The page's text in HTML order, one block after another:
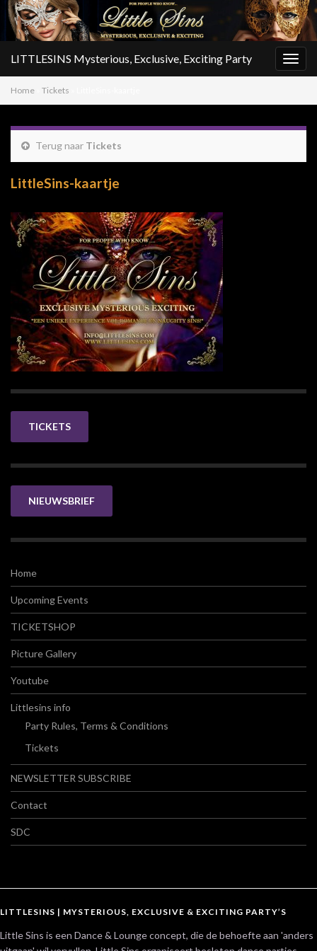
LITTLESINS Mysterious, Exclusive, Exciting Party
Home Tickets
Terug naar Tickets
LittleSins-kaartje
TICKETS
NIEUWSBRIEF
Home
Upcoming Events
TICKETSHOP
Picture Gallery
Youtube
Littlesins info
Party Rules, Terms & Conditions
Tickets
NEWSLETTER SUBSCRIBE
Contact
SDC
LITTLESINS | MYSTERIOUS, EXCLUSIVE & EXCITING PARTY’S
Little Sins is een Dance & Lounge concept, die de behoefte aan 'anders